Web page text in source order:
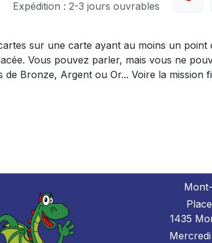
Expédition : 2-3 jours ouvrables
sur une carte ayant au moins un
Vous pouvez parler, mais vous ne
Bronze, Argent ou Or... Voire la mission
1435